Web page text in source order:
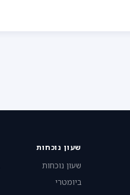
שעון נוכחות
שעון נוכחות
ביומטרי